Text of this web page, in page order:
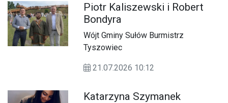
Piotr Kaliszewski i Robert
Bondyra
Wójt Gminy Sułów Burmistrz
Tyszowiec
21.07.2026 10:12
Katarzyna Szymanek